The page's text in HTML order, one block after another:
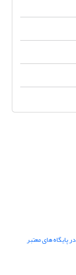
پایگاه های معتبر